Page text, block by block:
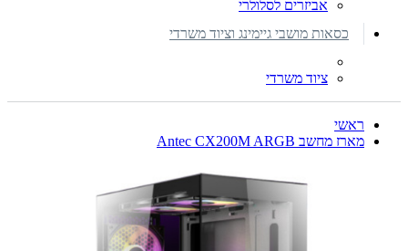
אביזרים לסלולרי
כסאות מושבי גיימינג וציוד משרדי
ציוד משרדי
ראשי
מארז מחשב Antec CX200M ARGB